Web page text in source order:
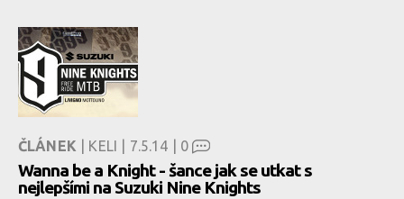
ČLÁNEK | KELI | 7.5.14 | 0
Wanna be a Knight - šance jak se utkat s
nejlepšími na Suzuki Nine Knights